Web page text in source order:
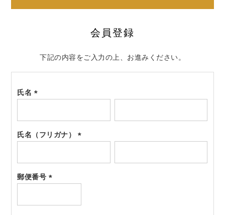
会員登録
下記の内容をご入力の上、お進みください。
氏名
須)
氏名（フリガナ）
須)
郵便番号
須)